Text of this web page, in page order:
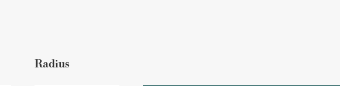
Radius